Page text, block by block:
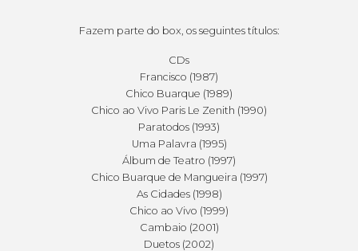
Fazem parte do box, os seguintes títulos:
CDs
Francisco (1987)
Chico Buarque (1989)
Chico ao Vivo Paris Le Zenith (1990)
Paratodos (1993)
Uma Palavra (1995)
Álbum de Teatro (1997)
Chico Buarque de Mangueira (1997)
As Cidades (1998)
Chico ao Vivo (1999)
Cambaio (2001)
Duetos (2002)